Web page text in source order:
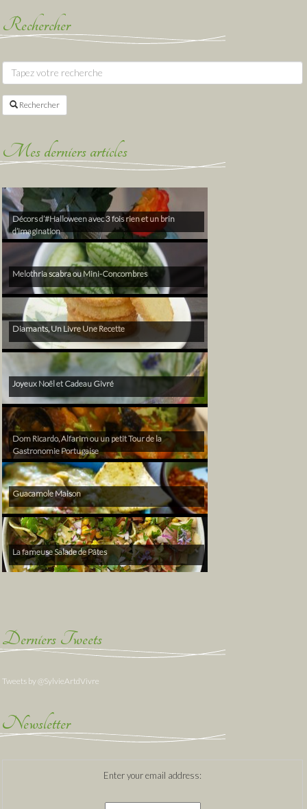
Rechercher
Rechercher
Mes derniers articles
Décors d’#Halloween avec 3 fois rien et un brin
d’imagination
Melothria scabra ou Mini-Concombres
Diamants, Un Livre Une Recette
Joyeux Noël et Cadeau Givré
Dom Ricardo, Alfarim ou un petit Tour de la
Gastronomie Portugaise
Guacamole Maison
La fameuse Salade de Pâtes
Derniers Tweets
Tweets by @SylvieArtdVivre
Newsletter
Enter your email address: